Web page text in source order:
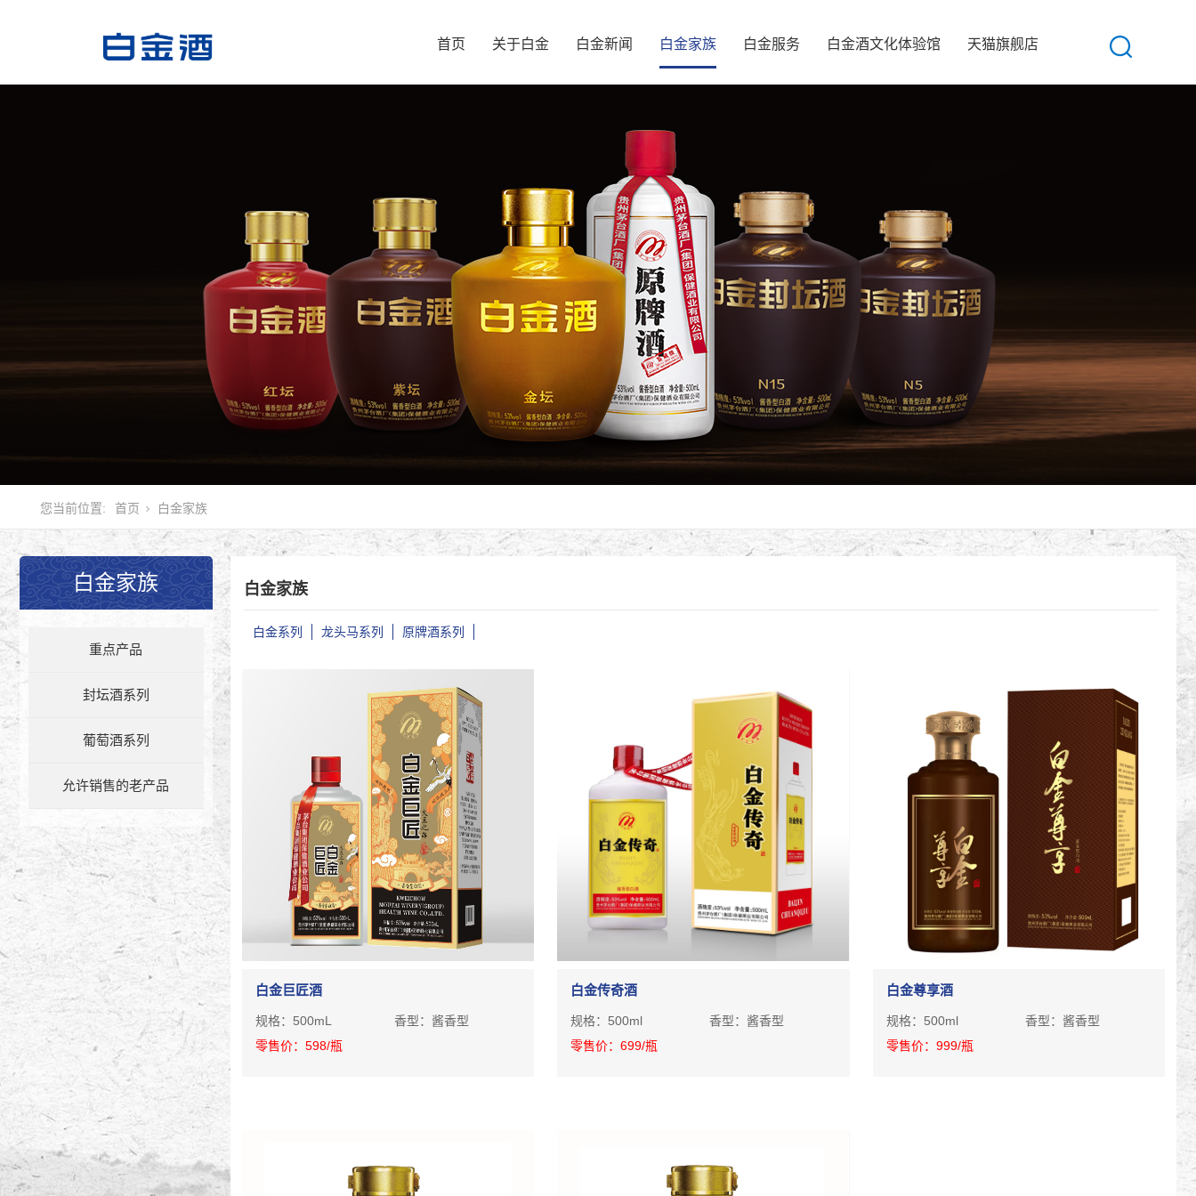
首页 关于白金 白金新闻 白金家族 白金服务 白金酒文化体验馆 天猫旗舰店
您当前位置: 首页 白金家族
白金家族
重点产品
封坛酒系列
葡萄酒系列
允许销售的老产品
白金家族
白金系列 龙头马系列 原牌酒系列
白金巨匠酒
规格： 500mL 香型： 酱香型
零售价： 598/瓶
白金传奇酒
规格： 500ml 香型： 酱香型
零售价：699/瓶
白金尊享酒
规格： 500ml 香型： 酱香型
零售价： 999/瓶